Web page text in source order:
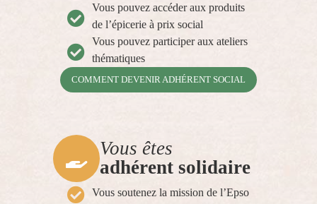

Vous pouvez accéder aux produits
de l’épicerie à prix social

Vous pouvez participer aux ateliers
thématiques
COMMENT DEVENIR ADHÉRENT SOCIAL

Vous êtes
adhérent solidaire
 Vous soutenez la mission de l’Epso